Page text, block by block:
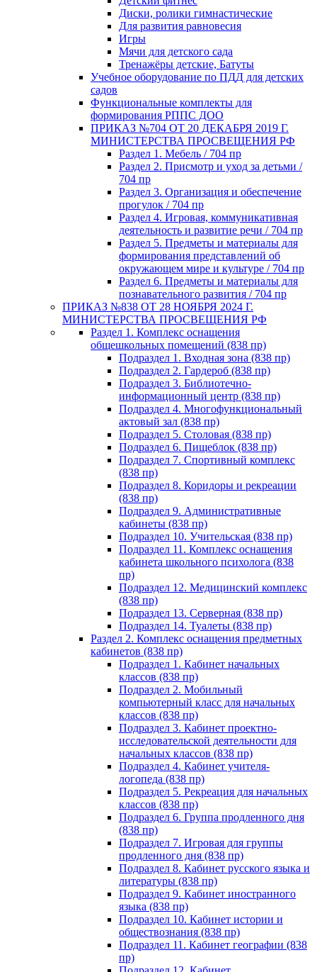
Диски, ролики гимнастические
Для развития равновесия
Игры
Мячи для детского сада
Тренажёры детские, Батуты
Учебное оборудование по ПДД для детских
садов
Функциональные комплекты для
формирования РППС ДОО
ПРИКАЗ №704 ОТ 20 ДЕКАБРЯ 2019 Г.
МИНИСТЕРСТВА ПРОСВЕЩЕНИЯ РФ
Раздел 1. Мебель / 704 пр
Раздел 2. Присмотр и уход за детьми /
704 пр
Раздел 3. Организация и обеспечение
прогулок / 704 пр
Раздел 4. Игровая, коммуникативная
деятельность и развитие речи / 704 пр
Раздел 5. Предметы и материалы для
формирования представлений об
окружающем мире и культуре / 704 пр
Раздел 6. Предметы и материалы для
познавательного развития / 704 пр
ПРИКАЗ №838 ОТ 28 НОЯБРЯ 2024 Г.
МИНИСТЕРСТВА ПРОСВЕЩЕНИЯ РФ
Раздел 1. Комплекс оснащения
общешкольных помещений (838 пр)
Подраздел 1. Входная зона (838 пр)
Подраздел 2. Гардероб (838 пр)
Подраздел 3. Библиотечно-
информационный центр (838 пр)
Подраздел 4. Многофункциональный
актовый зал (838 пр)
Подраздел 5. Столовая (838 пр)
Подраздел 6. Пищеблок (838 пр)
Подраздел 7. Спортивный комплекс
(838 пр)
Подраздел 8. Коридоры и рекреации
(838 пр)
Подраздел 9. Административные
кабинеты (838 пр)
Подраздел 10. Учительская (838 пр)
Подраздел 11. Комплекс оснащения
кабинета школьного психолога (838
пр)
Подраздел 12. Медицинский комплекс
(838 пр)
Подраздел 13. Серверная (838 пр)
Подраздел 14. Туалеты (838 пр)
Раздел 2. Комплекс оснащения предметных
кабинетов (838 пр)
Подраздел 1. Кабинет начальных
классов (838 пр)
Подраздел 2. Мобильный
компьютерный класс для начальных
классов (838 пр)
Подраздел 3. Кабинет проектно-
исследовательской деятельности для
начальных классов (838 пр)
Подраздел 4. Кабинет учителя-
логопеда (838 пр)
Подраздел 5. Рекреация для начальных
классов (838 пр)
Подраздел 6. Группа продленного дня
(838 пр)
Подраздел 7. Игровая для группы
продленного дня (838 пр)
Подраздел 8. Кабинет русского языка и
литературы (838 пр)
Подраздел 9. Кабинет иностранного
языка (838 пр)
Подраздел 10. Кабинет истории и
обществознания (838 пр)
Подраздел 11. Кабинет географии (838
пр)